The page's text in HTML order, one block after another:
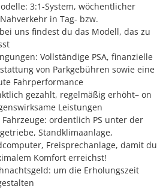
3:1-System, wöchentlicher
in Tag- bzw.
uns findest du das Modell, das zu
Vollständige PSA, finanzielle
von Parkgebühren sowie eine
Fahrperformance
gezahlt, regelmäßig erhöht– on
Leistungen
ordentlich PS unter der
Standklimaanlage,
Freisprechanlage, damit du
Komfort erreichst!
um die Erholungszeit